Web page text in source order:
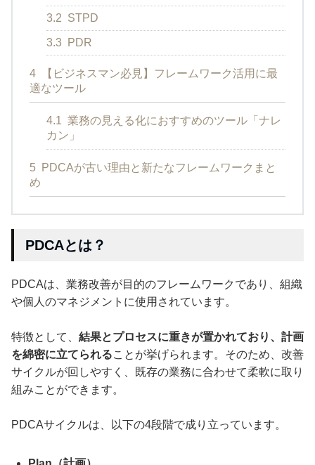
3.2 STPD
3.3 PDR
4
【ビジネスマン必見】フレームワーク活用に最
適なツール
4.1 業務の見える化におすすめのツール「ナレ
カン」
5 PDCAが古い理由と新たなフレームワークまと
め
PDCAとは？
PDCAは、業務改善が目的のフレームワークであり、組織
や個人のマネジメントに使用されています。
特徴として、 結果とプロセスに重きが置かれており、計画
を綿密に立てられることが挙げられます。そのため、改善
サイクルが回しやすく、既存の業務に合わせて柔軟に取り
組みことができます。
PDCAサイクルは、以下の4段階で成り立っています。